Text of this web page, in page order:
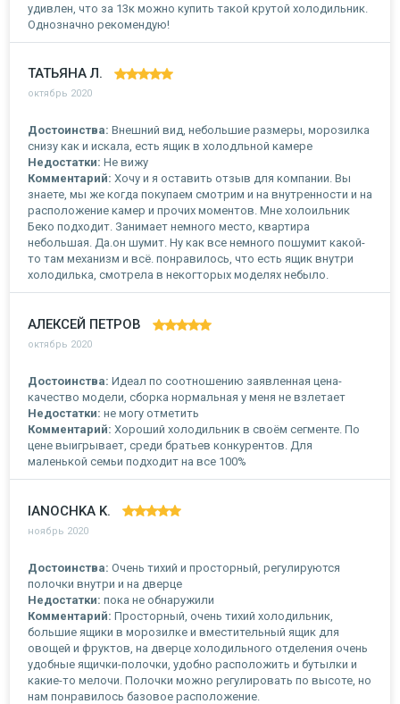
удивлен, что за 13к можно купить такой крутой холодильник.
Однозначно рекомендую!
ТАТЬЯНА Л.
октябрь 2020
Достоинства: Внешний вид, небольшие размеры, морозилка
снизу как и искала, есть ящик в холодльной камере
Недостатки: Не вижу
Комментарий: Хочу и я оставить отзыв для компании. Вы
знаете, мы же когда покупаем смотрим и на внутренности и на
расположение камер и прочих моментов. Мне холоильник
Беко подходит. Занимает немного место, квартира
небольшая. Да.он шумит. Ну как все немного пошумит какой-
то там механизм и всё. понравилось, что есть ящик внутри
холодилька, смотрела в некогторых моделях небыло.
АЛЕКСЕЙ ПЕТРОВ
октябрь 2020
Достоинства: Идеал по соотношению заявленная цена-
качество модели, сборка нормальная у меня не взлетает
Недостатки: не могу отметить
Комментарий: Хороший холодильник в своём сегменте. По
цене выигрывает, среди братьев конкурентов. Для
маленькой семьи подходит на все 100%
IANOCHKA K.
ноябрь 2020
Достоинства: Очень тихий и просторный, регулируются
полочки внутри и на дверце
Недостатки: пока не обнаружили
Комментарий: Просторный, очень тихий холодильник,
большие ящики в морозилке и вместительный ящик для
овощей и фруктов, на дверце холодильного отделения очень
удобные ящички-полочки, удобно расположить и бутылки и
какие-то мелочи. Полочки можно регулировать по высоте, но
нам понравилось базовое расположение.